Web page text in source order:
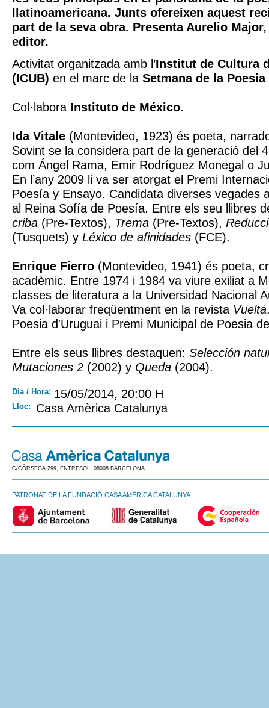
llatinoamericana. Junts ofereixen aquest
part de la seva obra. Presenta Aurelio
editor.
Activitat organitzada amb l’Institut de Cultura
(ICUB) en el marc de la Setmana de la
Col·labora Instituto de México.
Ida Vitale (Montevideo, 1923) és poeta,
Sovint se la considera part de la generació del
com Ángel Rama, Emir Rodríguez Monegal o
En l’any 2009 li va ser atorgat el Premi
Poesía y Ensayo. Candidata diverses vegades
al Reina Sofía de Poesía. Entre els seu llibres
criba (Pre-Textos), Trema (Pre-Textos),
(Tusquets) y Léxico de afinidades (FCE).
Enrique Fierro (Montevideo, 1941) és poeta,
acadèmic. Entre 1974 i 1984 va viure exiliat a
classes de literatura a la Universidad Nacional
Va col·laborar freqüentment en la revista Vuelta
Poesia d'Uruguai i Premi Municipal de Poesia
Entre els seus llibres destaquen: Selección
Mutaciones 2 (2002) y Queda (2004).
Dia / Hora: 15/05/2014, 20:00 H
Lloc: Casa Amèrica Catalunya
C/CÒRSEGA 299, ENTRESOL. 08008 BARCELONA
PATRONAT DE LA FUNDACIÓ CASA AMÈRICA CATALUNYA